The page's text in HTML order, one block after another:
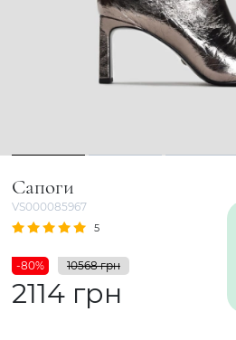
1 2 3
Сапоги
VS000085967
5
-80% 10568 грн
2114 грн